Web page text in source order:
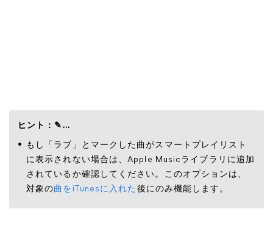
ヒント：✎...
もし「ラブ」とマークした曲がスマートプレイリスト
に表示されない場合は、Apple Musicライブラリに追加
されているか確認してください。このオプションは、
対象の曲をiTunesに入れた 後にのみ機能します。